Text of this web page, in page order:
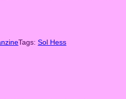
Tags: Sol Hess